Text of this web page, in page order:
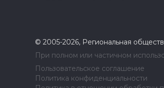
© 2005-2026, Региональная
При полном или частичном
Пользовательское соглашение
Политика конфиденциальности